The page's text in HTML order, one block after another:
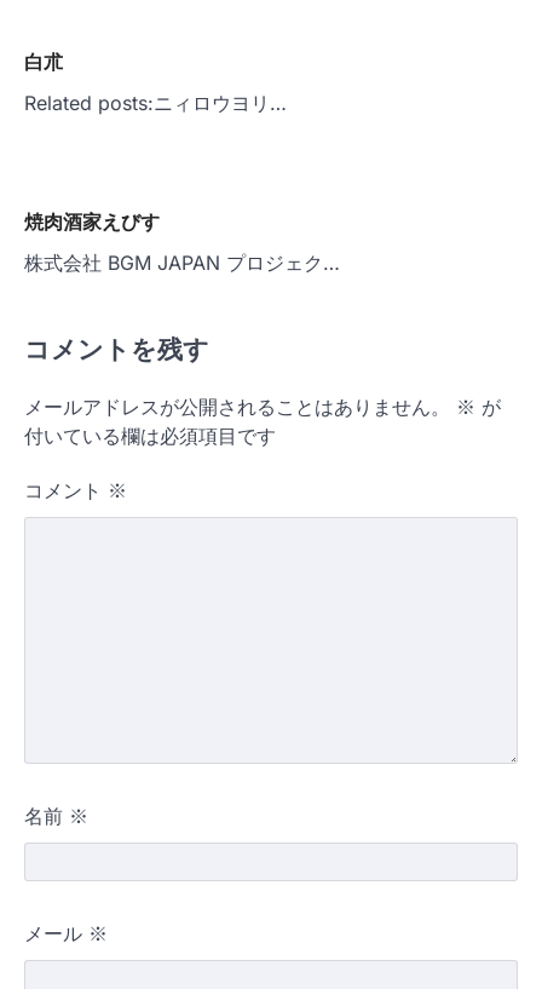
白朮
Related posts:ニィロウヨリ…
焼肉酒家えびす
株式会社 BGM JAPAN プロジェク…
コメントを残す
メールアドレスが公開されることはありません。 ※ が
付いている欄は必須項目です
コメント ※
名前 ※
メール ※